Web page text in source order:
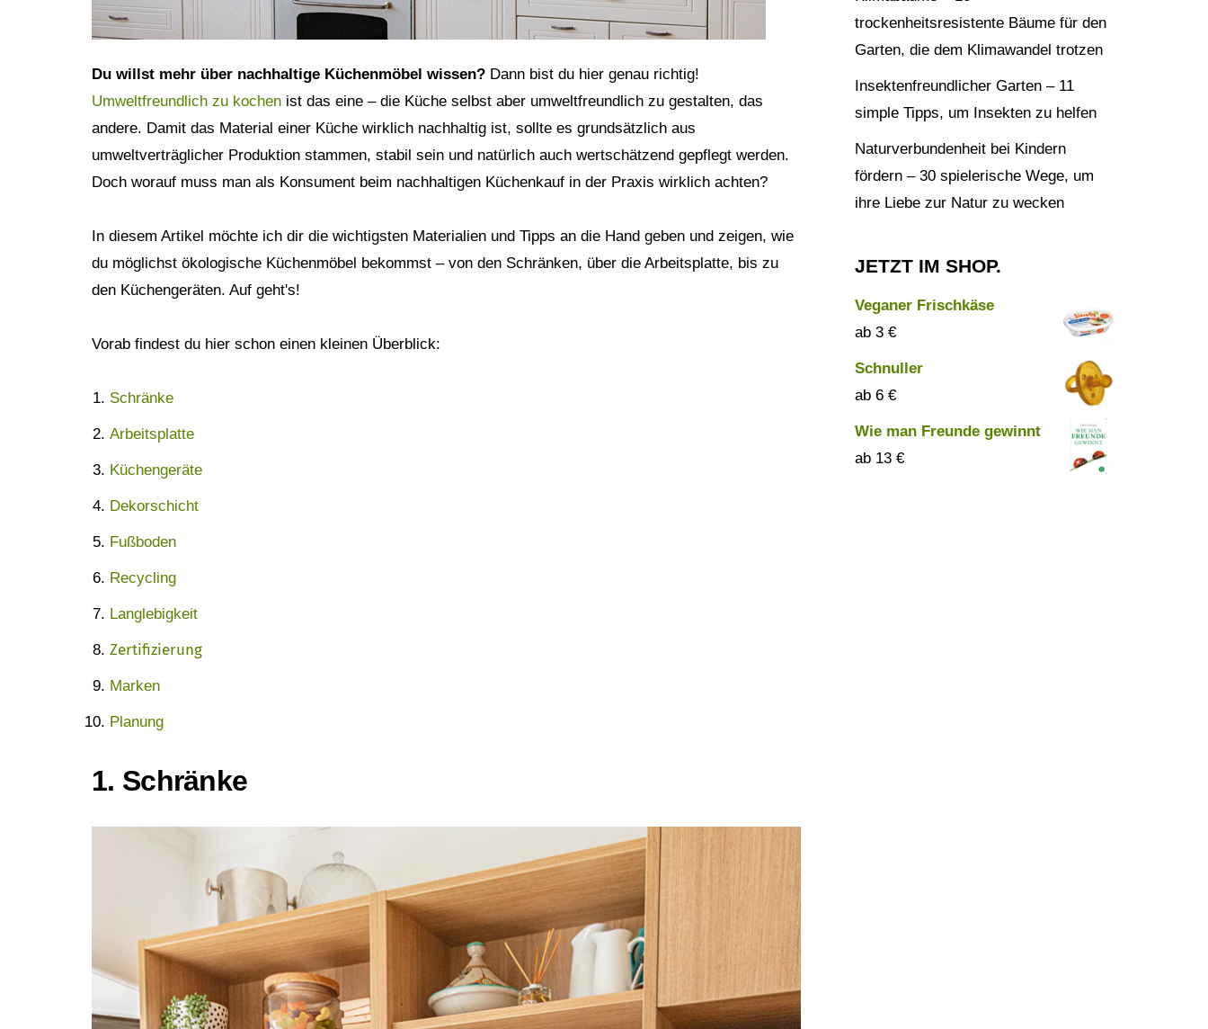
Persönlichkeit
LEBENSSTIL
Gesellschaft
Veganismus
UMWELTSCHUTZ
Tierschutz
Statistiken
Hausmittel
GESUNDHEIT
Haarpflege
Frauenhygiene
BESONDERES
Empfehlungen
Gutscheincodes
Instagram
Du willst mehr über nachhaltige Küchenmöbel wissen? Dann bist du hier genau richtig!
Umweltfreundlich zu kochen ist das eine – die Küche selbst aber umweltfreundlich zu gestalten, das
andere. Damit das Material einer Küche wirklich nachhaltig ist, sollte es grundsätzlich aus
umweltverträglicher Produktion stammen, stabil sein und natürlich auch wertschätzend gepflegt werden.
Doch worauf muss man als Konsument beim nachhaltigen Küchenkauf in der Praxis wirklich achten?
In diesem Artikel möchte ich dir die wichtigsten Materialien und Tipps an die Hand geben und zeigen, wie
du möglichst ökologische Küchenmöbel bekommst – von den Schränken, über die Arbeitsplatte, bis zu
den Küchengeräten. Auf geht's!
Vorab findest du hier schon einen kleinen Überblick:
Schränke
Arbeitsplatte
Küchengeräte
Dekorschicht
Fußboden
Recycling
Langlebigkeit
Zertifizierung
Marken
Planung
1. Schränke
trockenheitsresistente Bäume für den
Garten, die dem Klimawandel trotzen
Insektenfreundlicher Garten – 11
simple Tipps, um Insekten zu helfen
Naturverbundenheit bei Kindern
fördern – 30 spielerische Wege, um
ihre Liebe zur Natur zu wecken
JETZT IM SHOP.
Veganer Frischkäse
3 €
Schnuller
6 €
Wie man Freunde gewinnt
13 €